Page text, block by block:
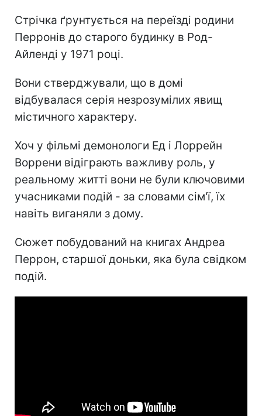
Стрічка ґрунтується на переїзді родини
Перронів до старого будинку в Род-
Айленді у 1971 році.
Вони стверджували, що в домі
відбувалася серія незрозумілих явищ
містичного характеру.
Хоч у фільмі демонологи Ед і Лоррейн
Воррени відіграють важливу роль, у
реальному житті вони не були ключовими
учасниками подій - за словами сім'ї, їх
навіть виганяли з дому.
Сюжет побудований на книгах Андреа
Перрон, старшої доньки, яка була свідком
подій.